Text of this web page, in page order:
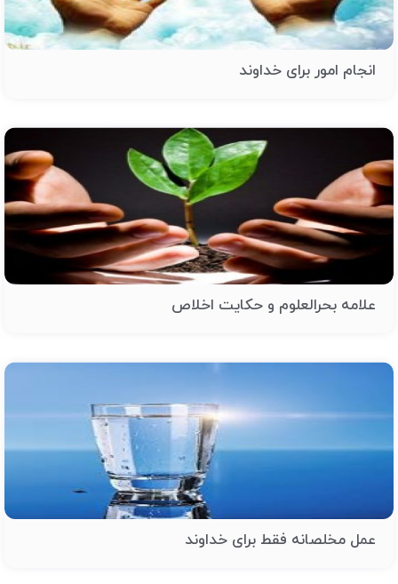
انجام امور برای خداوند
علامه بحرالعلوم و حکایت اخلاص
عمل مخلصانه فقط برای خداوند